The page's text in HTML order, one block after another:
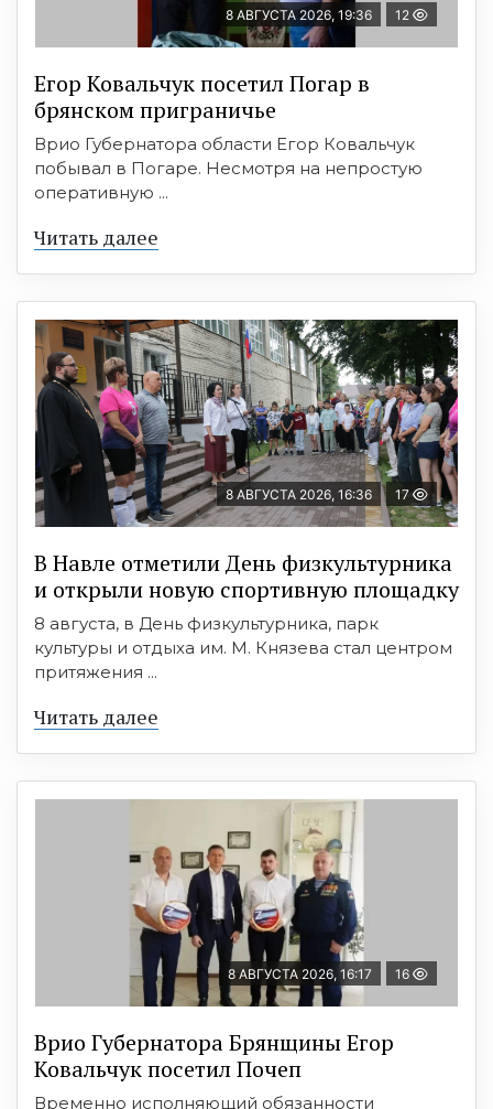
8 АВГУСТА 2026, 19:36 12
Егор Ковальчук посетил Погар в
брянском приграничье
Врио Губернатора области Егор Ковальчук
побывал в Погаре. Несмотря на непростую
оперативную ...
Читать далее
8 АВГУСТА 2026, 16:36 17
В Навле отметили День физкультурника
и открыли новую спортивную площадку
8 августа, в День физкультурника, парк
культуры и отдыха им. М. Князева стал центром
притяжения ...
Читать далее
8 АВГУСТА 2026, 16:17 16
Врио Губернатора Брянщины Егор
Ковальчук посетил Почеп
Временно исполняющий обязанности